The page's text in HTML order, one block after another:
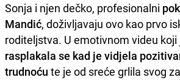
Sonja i njen dečko, profesionalni
Mandić, doživljavaju ovo kao prvo
roditeljstva. U emotivnom videu koji
rasplakala se kad je vidjela
trudnoću te je od sreće grlila svog